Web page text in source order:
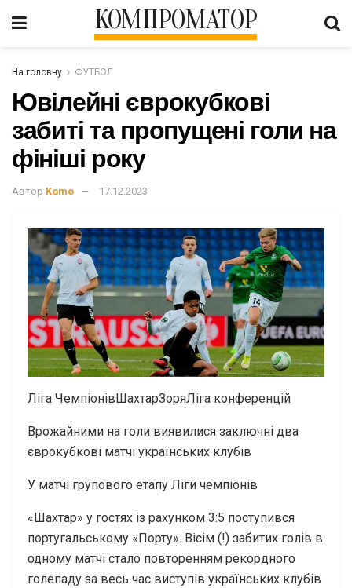
КОМПРОМАТОР
На головну ФУТБОЛ
Ювілейні єврокубкові
забиті та пропущені голи на
фініші року
Автор Komo 17.12.2023
Ліга ЧемпіонівШахтарЗоряЛіга конференцій
Врожайними на голи виявилися заключні два
єврокубкові матчі українських клубів
У матчі групового етапу Ліги чемпіонів
«Шахтар» у гостях із рахунком 3:5 поступився
португальському «Порту». Вісім (!) забитих голів в
одному матчі стало повторенням рекордного
голепаду за весь час виступів українських клубів